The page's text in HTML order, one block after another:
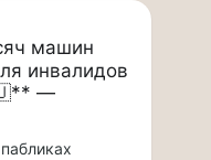
машин
инвалидов
—